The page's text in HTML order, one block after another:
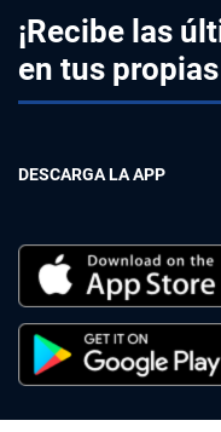
¡Recibe las
en tus
DESCARGA LA APP